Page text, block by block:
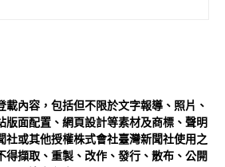
載內容，包括但不限於文字報導、照片、
版面配置、網頁設計等素材及商標、聲明
社或其他授權株式會社臺灣新聞社使用之
得擷取、重製、改作、發行、散布、公開